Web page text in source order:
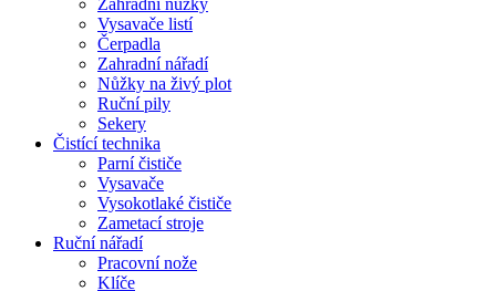
Zahradní nůžky
Vysavače listí
Čerpadla
Zahradní nářadí
Nůžky na živý plot
Ruční pily
Sekery
Čistící technika
Parní čističe
Vysavače
Vysokotlaké čističe
Zametací stroje
Ruční nářadí
Pracovní nože
Klíče